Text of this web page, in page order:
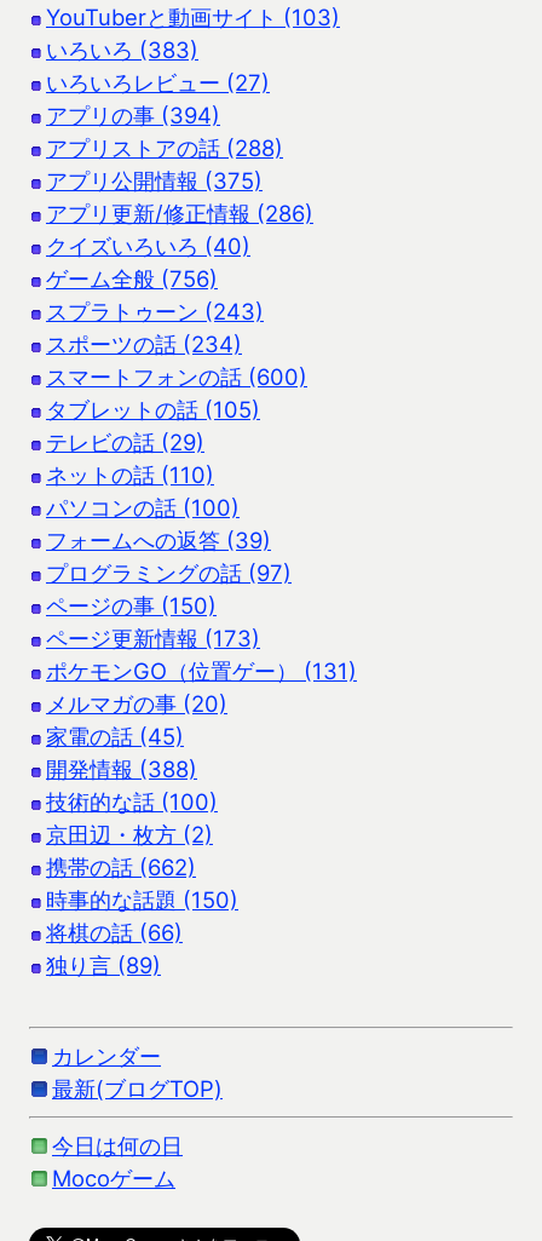
YouTuberと動画サイト (103)
いろいろ (383)
いろいろレビュー (27)
アプリの事 (394)
アプリストアの話 (288)
アプリ公開情報 (375)
アプリ更新/修正情報 (286)
クイズいろいろ (40)
ゲーム全般 (756)
スプラトゥーン (243)
スポーツの話 (234)
スマートフォンの話 (600)
タブレットの話 (105)
テレビの話 (29)
ネットの話 (110)
パソコンの話 (100)
フォームへの返答 (39)
プログラミングの話 (97)
ページの事 (150)
ページ更新情報 (173)
ポケモンGO（位置ゲー） (131)
メルマガの事 (20)
家電の話 (45)
開発情報 (388)
技術的な話 (100)
京田辺・枚方 (2)
携帯の話 (662)
時事的な話題 (150)
将棋の話 (66)
独り言 (89)
カレンダー
最新(ブログTOP)
今日は何の日
Mocoゲーム